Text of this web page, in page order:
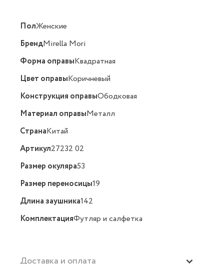
ПолЖенские
БрендMirella Mori
Форма оправыКвадратная
Цвет оправыКоричневый
Конструкция оправыОбодковая
Материал оправыМеталл
СтранаКитай
Артикул27232 02
Размер окуляра53
Размер переносицы19
Длина заушника142
КомплектацияФутляр и салфетка
Доставка и оплата